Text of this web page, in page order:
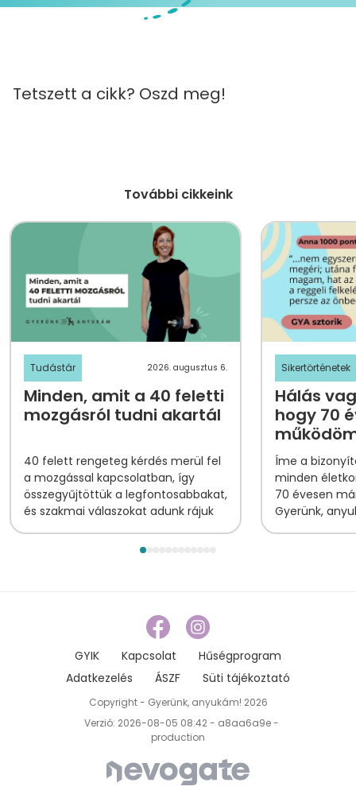
Tetszett a cikk? Oszd meg!
További cikkeink
Tudástár 2026. augusztus 6.
Minden, amit a 40 feletti
mozgásról tudni akartál
40 felett rengeteg kérdés merül fel
a mozgással kapcsolatban, így
összegyűjtöttük a legfontosabbakat,
és szakmai válaszokat adunk rájuk
Sikertörténetek
Hálás
hogy 70
története
Íme a
minden
70 évesen
Gyerünk,
GYIK Kapcsolat
Hűségprogram
Adatkezelés
ÁSZF Süti tájékoztató
Copyright - Gyerünk, anyukám! 2026
Verzió: 2026-08-05 08:42 - a8aa6a9e -
production